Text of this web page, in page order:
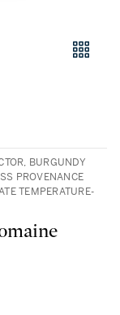
BURGUNDY
PROVENANCE
TEMPERATURE-